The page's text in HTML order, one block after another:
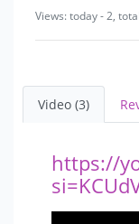
Views: today - 2,
Video (3)
https://